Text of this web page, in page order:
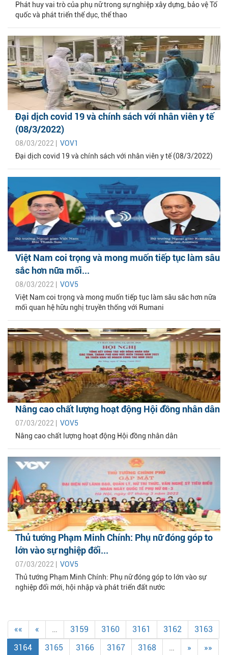
Phát huy vai trò của phụ nữ trong sự nghiệp xây dựng, bảo vệ Tổ
quốc và phát triển thể dục, thể thao
Đại dịch covid 19 và chính sách với nhân viên y tế
(08/3/2022)
08/03/2022 | VOV1
Đại dịch covid 19 và chính sách với nhân viên y tế (08/3/2022)
Việt Nam coi trọng và mong muốn tiếp tục làm sâu
sắc hơn nữa mối...
08/03/2022 | VOV5
Việt Nam coi trọng và mong muốn tiếp tục làm sâu sắc hơn nữa
mối quan hệ hữu nghị truyền thống với Rumani
Nâng cao chất lượng hoạt động Hội đồng nhân dân
07/03/2022 | VOV5
Nâng cao chất lượng hoạt động Hội đồng nhân dân
Thủ tướng Phạm Minh Chính: Phụ nữ đóng góp to
lớn vào sự nghiệp đổi...
07/03/2022 | VOV5
Thủ tướng Phạm Minh Chính: Phụ nữ đóng góp to lớn vào sự
nghiệp đổi mới, hội nhập và phát triển đất nước
«« « … 3159 3160 3161 3162
3163
3164
3165 3166 3167 3168 … » »»